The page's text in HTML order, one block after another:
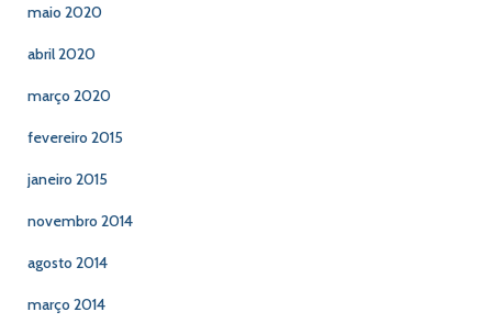
maio 2020
abril 2020
março 2020
fevereiro 2015
janeiro 2015
novembro 2014
agosto 2014
março 2014